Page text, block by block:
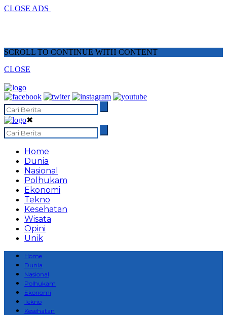
CLOSE ADS
SCROLL TO CONTINUE WITH CONTENT
CLOSE
✖
Home
Dunia
Nasional
Polhukam
Ekonomi
Tekno
Kesehatan
Wisata
Opini
Unik
Home
Dunia
Nasional
Polhukam
Ekonomi
Tekno
Kesehatan